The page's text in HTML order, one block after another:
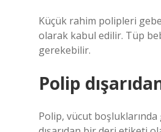
Küçük rahim polipleri
olarak kabul edilir. Tüp
gerekebilir.
Polip
Polip, vücut